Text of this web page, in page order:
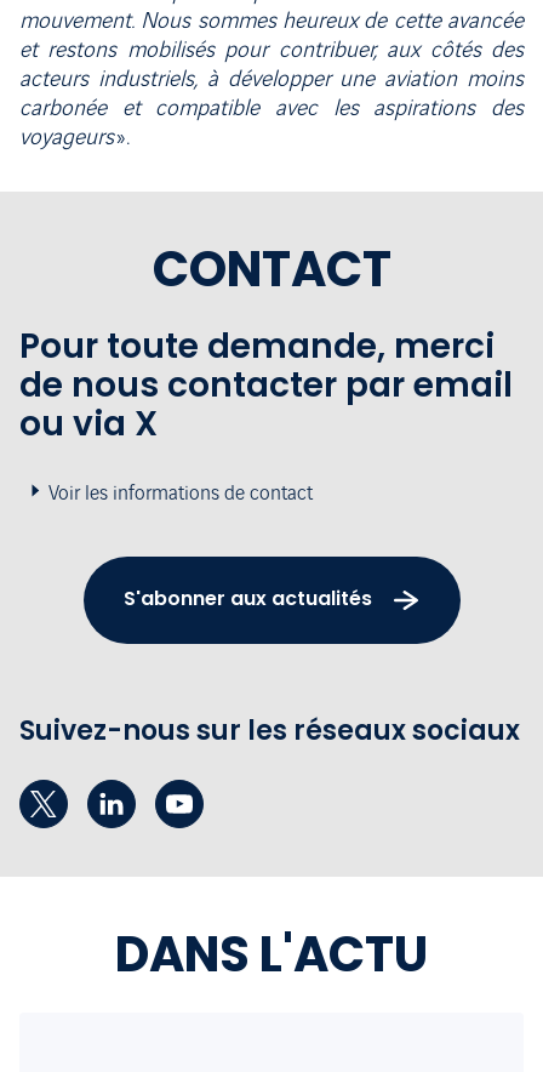
mouvement. Nous sommes heureux de cette avancée
et restons mobilisés pour contribuer, aux côtés des
acteurs industriels, à développer une aviation moins
carbonée et compatible avec les aspirations des
voyageurs».
DANS L'ACTU
CONTACT
Pour toute demande, merci
de nous contacter par email
ou via X
Voir les informations de contact
S'abonner aux actualités
Suivez-nous sur les réseaux sociaux